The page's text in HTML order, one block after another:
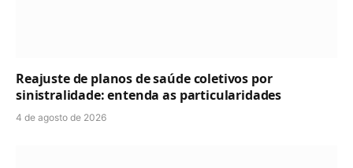
Reajuste de planos de saúde coletivos por
sinistralidade: entenda as particularidades
4 de agosto de 2026